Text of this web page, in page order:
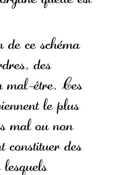
ce schéma
des
mal-être. Ces
le plus
mal ou non
constituer des